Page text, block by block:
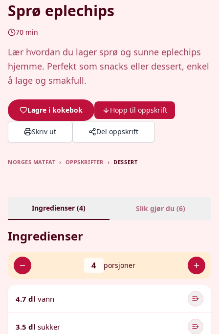
Sprø eplechips
70 min
Lær hvordan du lager sprø og sunne eplechips
hjemme. Perfekt som snacks eller dessert, enkel
å lage og smakfull.
Lagre i kokebok Hopp til oppskrift
Skriv ut Del oppskrift
NORGES MATFAT › OPPSKRIFTER › DESSERT
Ingredienser (4) Slik gjør du (6)
Ingredienser
4 porsjoner
4.7 dl vann
3.5 dl sukker